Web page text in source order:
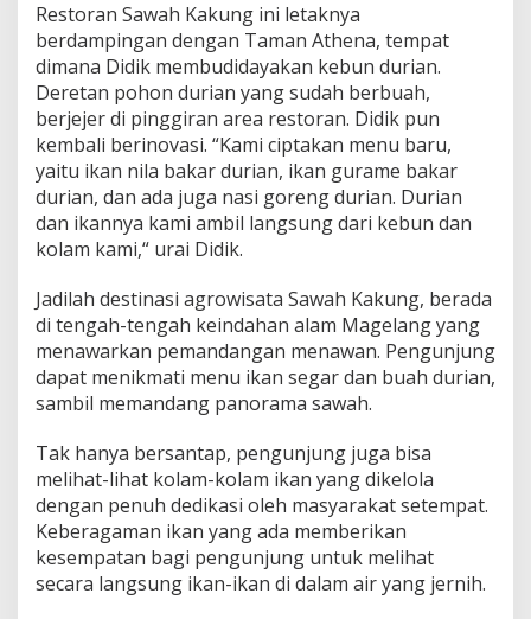
Restoran Sawah Kakung ini letaknya
berdampingan dengan Taman Athena, tempat
dimana Didik membudidayakan kebun durian.
Deretan pohon durian yang sudah berbuah,
berjejer di pinggiran area restoran. Didik pun
kembali berinovasi. “Kami ciptakan menu baru,
yaitu ikan nila bakar durian, ikan gurame bakar
durian, dan ada juga nasi goreng durian. Durian
dan ikannya kami ambil langsung dari kebun dan
kolam kami,“ urai Didik.
Jadilah destinasi agrowisata Sawah Kakung, berada
di tengah-tengah keindahan alam Magelang yang
menawarkan pemandangan menawan. Pengunjung
dapat menikmati menu ikan segar dan buah durian,
sambil memandang panorama sawah.
Tak hanya bersantap, pengunjung juga bisa
melihat-lihat kolam-kolam ikan yang dikelola
dengan penuh dedikasi oleh masyarakat setempat.
Keberagaman ikan yang ada memberikan
kesempatan bagi pengunjung untuk melihat
secara langsung ikan-ikan di dalam air yang jernih.